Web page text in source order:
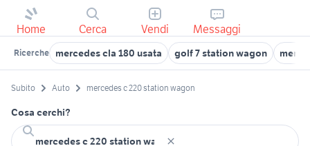
Home Cerca Vendi Messaggi
Ricerche mercedes cla 180 usata golf 7 station wagon
Subito Auto mercedes c 220 station wagon
Cosa cerchi?